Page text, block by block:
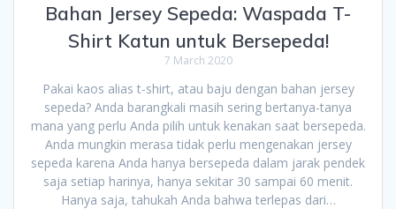
Bahan Jersey Sepeda: Waspada T-
Shirt Katun untuk Bersepeda!
7 March 2020
Pakai kaos alias t-shirt, atau baju dengan bahan jersey
sepeda? Anda barangkali masih sering bertanya-tanya
mana yang perlu Anda pilih untuk kenakan saat bersepeda.
Anda mungkin merasa tidak perlu mengenakan jersey
sepeda karena Anda hanya bersepeda dalam jarak pendek
saja setiap harinya, hanya sekitar 30 sampai 60 menit.
Hanya saja, tahukah Anda bahwa terlepas dari…